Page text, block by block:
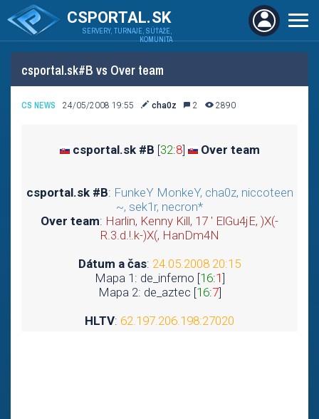
CSPORTAL.SK
SERVERY, TURNAJE, SÚŤAŽE,
KOMUNITA
csportal.sk#B vs Over team
CS NEWS 24/05/2008 19:55 cha0z 2 2890
csportal.sk #B [32:8] Over team
csportal.sk #B: FunkeY MonkeY, cha0z, niccoteen
~, sek1r, necron*
Over team: Harlin, Kenny Kill, 17 ' ElGu4jE, )X(-
R.3.d.!.k-)X(, HanDm4N
Dátum a čas: 24.05.2008 20:15
Mapa 1: de_inferno [16:1]
Mapa 2: de_aztec [16:7]
HLTV: 62.197.206.198:27020